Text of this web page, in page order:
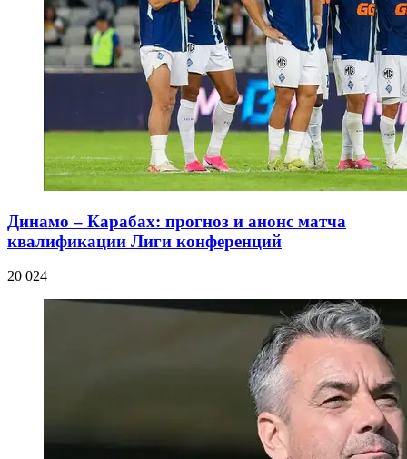
Динамо – Карабах: прогноз и анонс матча
квалификации Лиги конференций
20 024